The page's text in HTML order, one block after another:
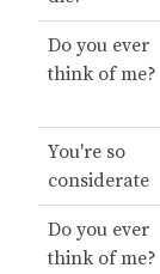
Do you ever
think of me?
You're so
considerate
Do you ever
think of me?